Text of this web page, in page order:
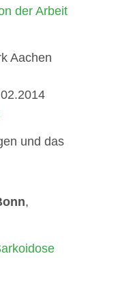
der Arbeit
Aachen
und das
,